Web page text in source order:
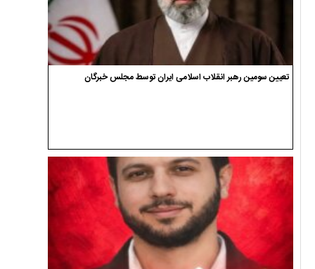
تعیین سومین رهبر انقلاب اسلامی ایران توسط مجلس خبرگان